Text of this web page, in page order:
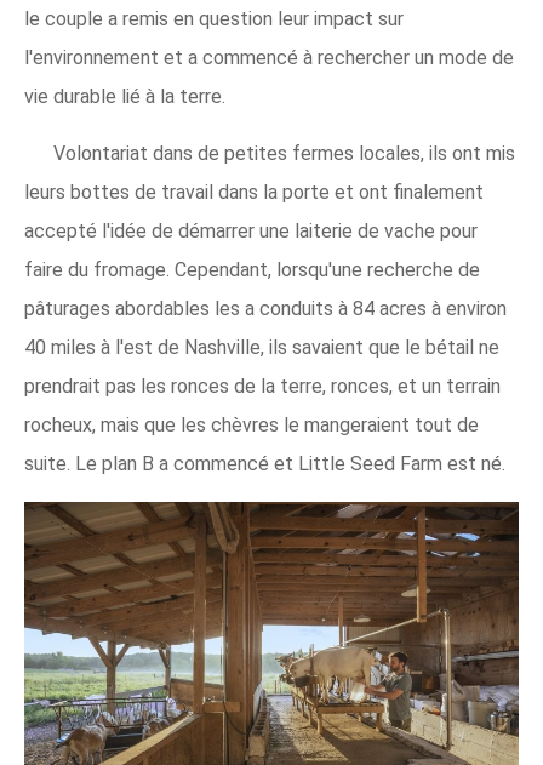
le couple a remis en question leur impact sur
l'environnement et a commencé à rechercher un mode de
vie durable lié à la terre.
Volontariat dans de petites fermes locales, ils ont mis
leurs bottes de travail dans la porte et ont finalement
accepté l'idée de démarrer une laiterie de vache pour
faire du fromage. Cependant, lorsqu'une recherche de
pâturages abordables les a conduits à 84 acres à environ
40 miles à l'est de Nashville, ils savaient que le bétail ne
prendrait pas les ronces de la terre, ronces, et un terrain
rocheux, mais que les chèvres le mangeraient tout de
suite. Le plan B a commencé et Little Seed Farm est né.